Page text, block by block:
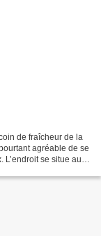
de fraîcheur de la
agréable de se
se situe au